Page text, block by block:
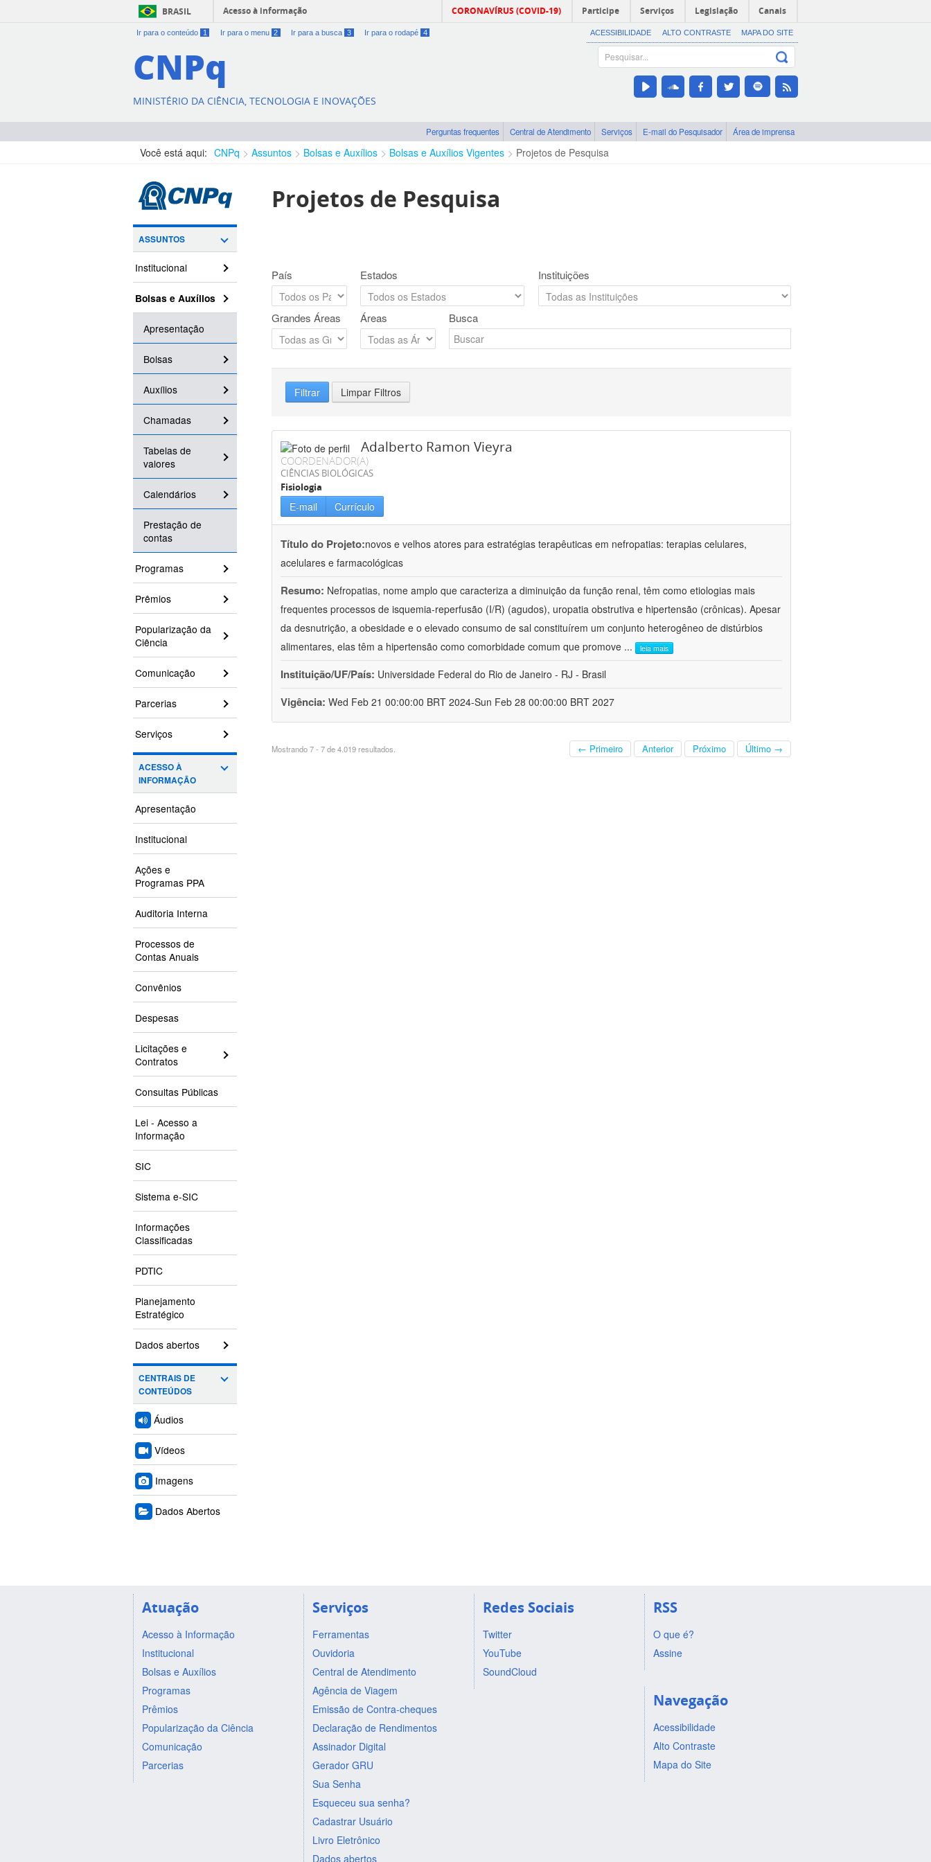
BRASIL Acesso à informação CORONAVÍRUS (COVID-19) Participe Serviços Legislação Canais
Ir para o conteúdo 1 Ir para o menu 2 Ir para a busca 3 Ir para o rodapé 4 ACESSIBILIDADE ALTO CONTRASTE MAPA DO SITE
CNPq
MINISTÉRIO DA CIÊNCIA, TECNOLOGIA E INOVAÇÕES
Perguntas frequentes Central de Atendimento Serviços E-mail do Pesquisador Área de imprensa
Você está aqui: CNPq Assuntos Bolsas e Auxílios Bolsas e Auxílios Vigentes Projetos de Pesquisa
ASSUNTOS
Institucional
Bolsas e Auxílios
Apresentação
Bolsas
Auxílios
Chamadas
Tabelas de
valores
Calendários
Prestação de
contas
Programas
Prêmios
Popularização da
Ciência
Comunicação
Parcerias
Serviços
ACESSO À
INFORMAÇÃO
Apresentação
Institucional
Ações e
Programas PPA
Auditoria Interna
Processos de
Contas Anuais
Convênios
Despesas
Licitações e
Contratos
Consultas Públicas
Lei - Acesso a
Informação
SIC
Sistema e-SIC
Informações
Classificadas
PDTIC
Planejamento
Estratégico
Dados abertos
CENTRAIS DE
CONTEÚDOS
Áudios
Vídeos
Imagens
Dados Abertos
Projetos de Pesquisa
País Estados Instituições
Grandes Áreas Áreas Busca
Filtrar Limpar Filtros
Adalberto Ramon Vieyra
COORDENADOR(A)
CIÊNCIAS BIOLÓGICAS
Fisiologia
E-mail Currículo
Título do Projeto:novos e velhos atores para estratégias terapêuticas em nefropatias: terapias celulares,
acelulares e farmacológicas
Resumo: Nefropatias, nome amplo que caracteriza a diminuição da função renal, têm como etiologias mais
frequentes processos de isquemia-reperfusão (I/R) (agudos), uropatia obstrutiva e hipertensão (crônicas). Apesar
da desnutrição, a obesidade e o elevado consumo de sal constituírem um conjunto heterogêneo de distúrbios
alimentares, elas têm a hipertensão como comorbidade comum que promove ... leia mais
Instituição/UF/País: Universidade Federal do Rio de Janeiro - RJ - Brasil
Vigência: Wed Feb 21 00:00:00 BRT 2024-Sun Feb 28 00:00:00 BRT 2027
Mostrando 7 - 7 de 4.019 resultados. ← Primeiro Anterior Próximo Último →
Atuação
Acesso à Informação
Institucional
Bolsas e Auxílios
Programas
Prêmios
Popularização da Ciência
Comunicação
Parcerias
Serviços
Ferramentas
Ouvidoria
Central de Atendimento
Agência de Viagem
Emissão de Contra-cheques
Declaração de Rendimentos
Assinador Digital
Gerador GRU
Sua Senha
Esqueceu sua senha?
Cadastrar Usuário
Livro Eletrônico
Dados abertos
Redes Sociais
Twitter
YouTube
SoundCloud
RSS
O que é?
Assine
Navegação
Acessibilidade
Alto Contraste
Mapa do Site